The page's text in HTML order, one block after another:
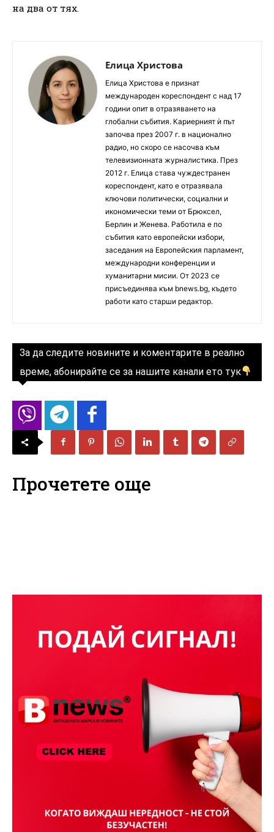
на два от тях.
Елица Христова
Елица Христова е признат
международен кореспондент с над 17
години опит в отразяването на
глобални събития. Кариерният ѝ път
започва през 2007 г. в национално
радио, но скоро се насочва към
телевизионната журналистика. През
2012 г. Елица става чуждестранен
кореспондент, като е отразявала
ключови политически, социални и
икономически теми от Брюксел,
Берлин и Женева. Работила е по
събития като европейски избори,
заседания на Европейския парламент,
международни конференции и
хуманитарни мисии. От 2023 се
присъединява към bnews.bg, където
работи като старши редактор.
За да следите новините и коментарите в реално
време, абонирайте се за нашите канали ето тук
Прочетете още